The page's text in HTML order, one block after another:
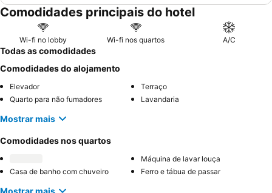
Comodidades principais do hotel
Wi-fi no lobby Wi-fi nos quartos A/C
Todas as comodidades
Comodidades do alojamento
Elevador
Terraço
Quarto para não fumadores
Lavandaria
Mostrar mais
Comodidades nos quartos
Máquina de lavar louça
Casa de banho com chuveiro
Ferro e tábua de passar
Mostrar mais